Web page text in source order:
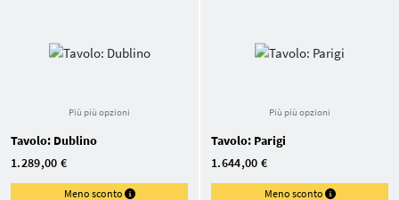
Più più opzioni
Tavolo: Dublino
1.289,00 €
Meno sconto
Più più opzioni
Tavolo: Parigi
1.644,00 €
Meno sconto